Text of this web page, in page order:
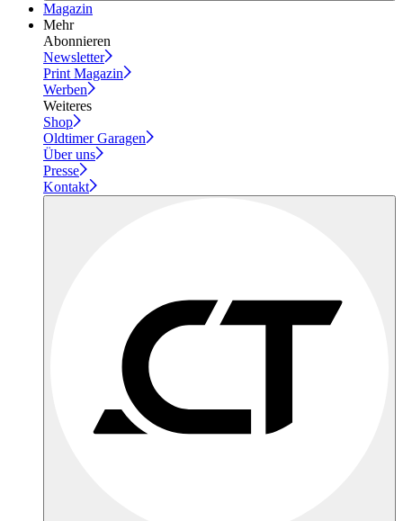
Magazin
Mehr
Abonnieren
Newsletter
Print Magazin
Werben
Weiteres
Shop
Oldtimer Garagen
Über uns
Presse
Kontakt